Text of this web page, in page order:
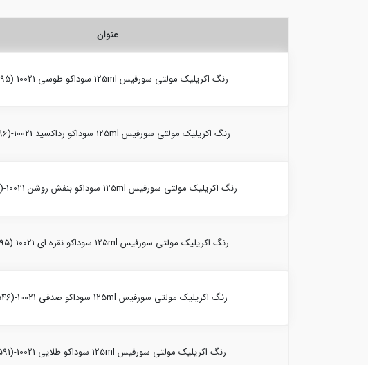
عنوان
رنگ اکریلیک مولتی سورفیس 125ml سوداکو طوسی 10021-(2495)
رنگ اکریلیک مولتی سورفیس 125ml سوداکو رداکسید 10021-(2496)
رنگ اکریلیک مولتی سورفیس 125ml سوداکو بنفش روشن 10021-(2497)
رنگ اکریلیک مولتی سورفیس 125ml سوداکو نقره ای 10021-(2595)
رنگ اکریلیک مولتی سورفیس 125ml سوداکو صدفی 10021-(2546)
رنگ اکریلیک مولتی سورفیس 125ml سوداکو طلایی 10021-(2591)